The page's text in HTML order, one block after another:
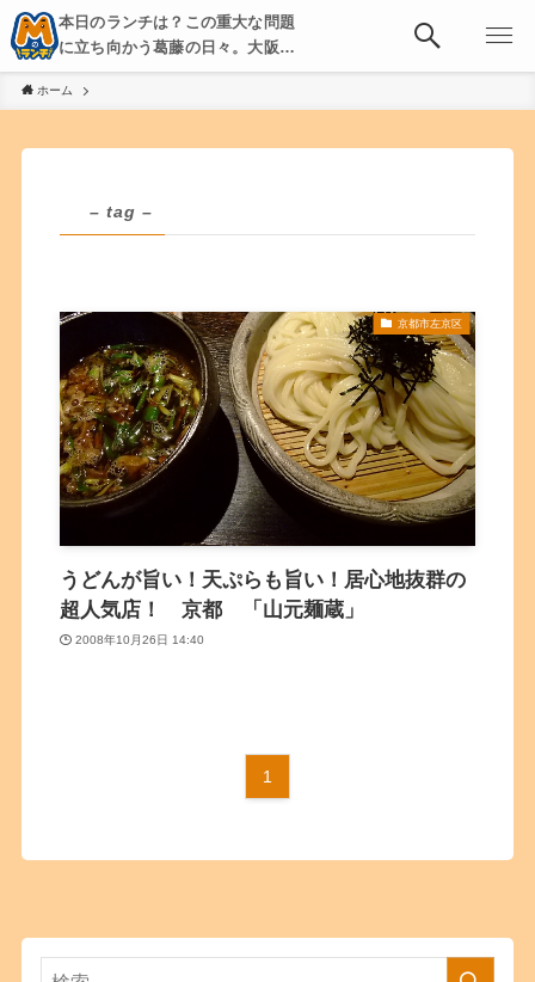
本日のランチは？この重大な問題
に立ち向かう葛藤の日々。大阪・
京都・神戸を中心とした食べ歩
き、飲み歩きを綴る。
ホーム
– tag –
京都市左京区
うどんが旨い！天ぷらも旨い！居心地抜群の
超人気店！ 京都 「山元麺蔵」
2008年10月26日 14:40
1